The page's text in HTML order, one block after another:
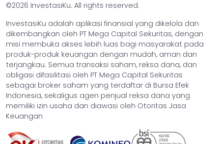
©2026 InvestasiKu. All rights reserved.
InvestasiKu adalah aplikasi finansial yang dikelola dan
dikembangkan oleh PT Mega Capital Sekuritas, dengan
misi membuka akses lebih luas bagi masyarakat pada
produk-produk keuangan dengan mudah, aman dan
terjangkau. Semua transaksi saham, reksa dana, dan
obligasi difasilitasi oleh PT Mega Capital Sekuritas
sebagai broker saham yang terdaftar di Bursa Efek
Indonesia, sekaligus agen penjual reksa dana yang
memiliki izin usaha dan diawasi oleh Otoritas Jasa
Keuangan